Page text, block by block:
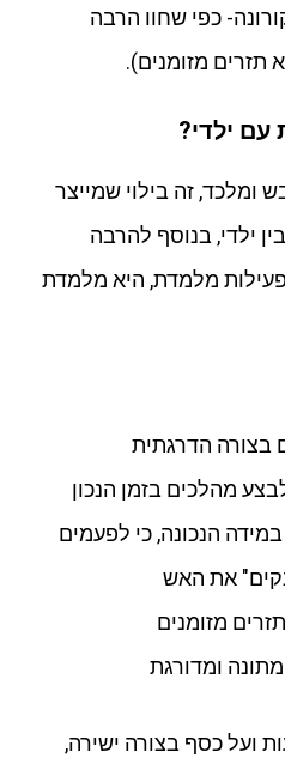
כפי שחוו הרבה
תזרים מזומנים).
עם ילדי?
ומלכד, זה בילוי שמייצר
ילדי, בנוסף להרבה
פעילות מלמדת, היא מלמדת
בצורה הדרגתית
מהלכים בזמן הנכון
הנכונה, כי לפעמים
את האש
מזומנים
ומדורגת
ועל כסף בצורה ישירה,